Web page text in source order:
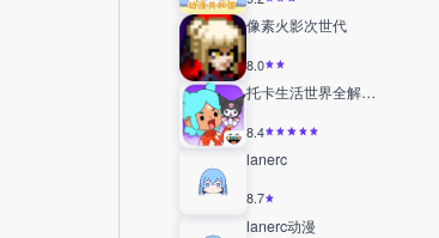
像素火影次世代
8.0
托卡生活世界全解锁版
8.4
lanerc
8.7
lanerc动漫